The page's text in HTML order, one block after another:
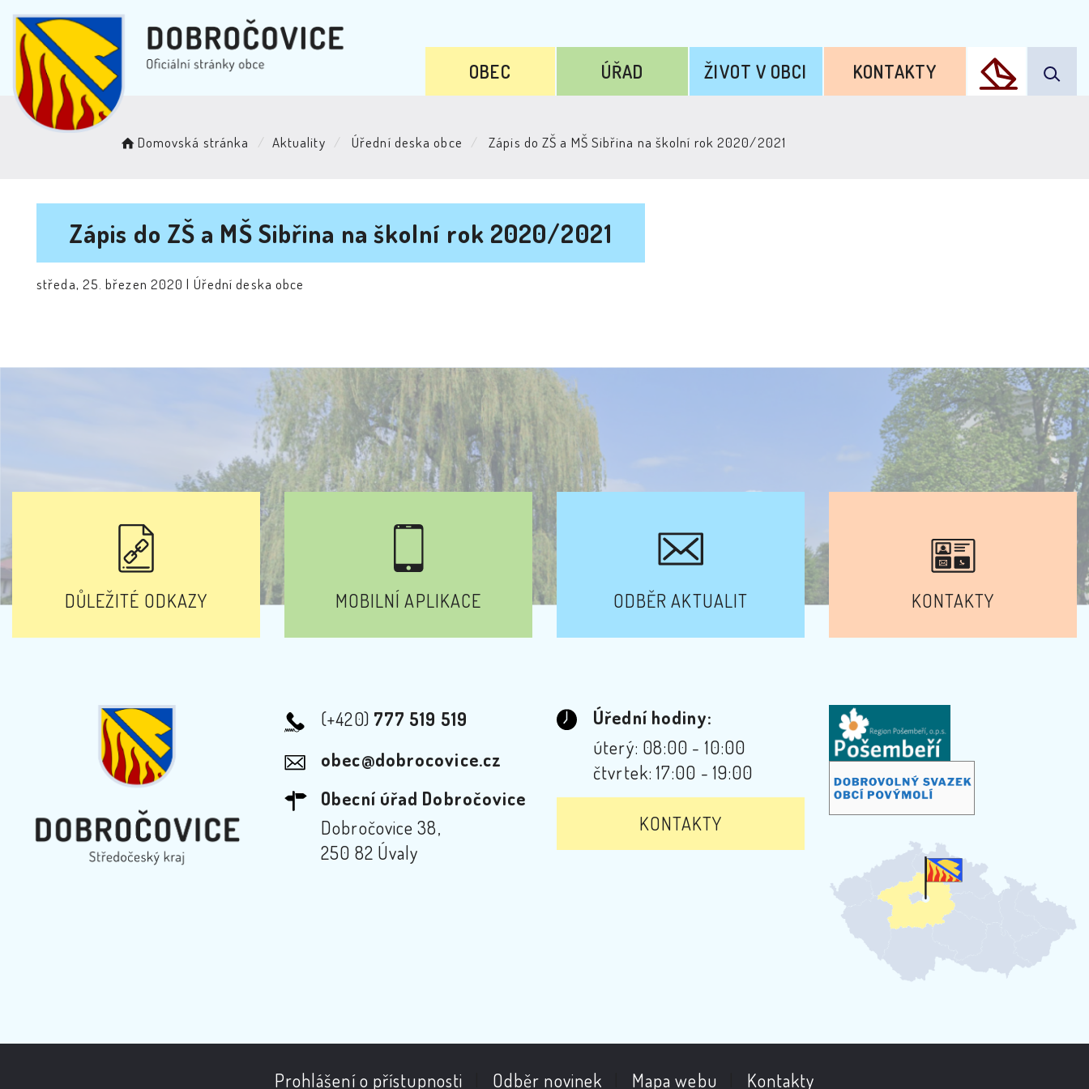
OBEC ÚŘAD ŽIVOT V OBCI KONTAKTY
Domovská stránka Aktuality Úřední deska obce Zápis do ZŠ a MŠ Sibřina na školní rok 2020/2021
Zápis do ZŠ a MŠ Sibřina na školní rok 2020/2021
středa, 25. březen 2020 | Úřední deska obce
DŮLEŽITÉ ODKAZY MOBILNÍ APLIKACE ODBĚR AKTUALIT KONTAKTY
(+420) 777 519 519
obec@dobrocovice.cz
Obecní úřad Dobročovice
Dobročovice 38,
250 82 Úvaly
Úřední hodiny:
úterý: 08:00 - 10:00
čtvrtek: 17:00 - 19:00
KONTAKTY
Prohlášení o přístupnosti Odběr novinek Mapa webu Kontakty